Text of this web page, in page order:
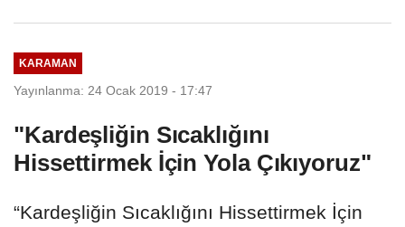
KARAMAN
Yayınlanma: 24 Ocak 2019 - 17:47
"Kardeşliğin Sıcaklığını
Hissettirmek İçin Yola Çıkıyoruz"
“Kardeşliğin Sıcaklığını Hissettirmek İçin